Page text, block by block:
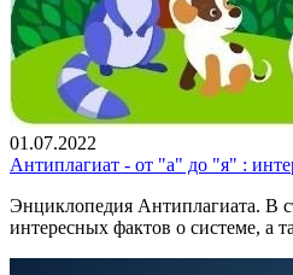
01.07.2022
Антиплагиат - от "а" до "я" :
Энциклопедия Антиплагиата. В
интересных фактов о системе, а